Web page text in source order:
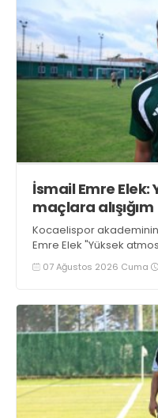
İsmail Emre
maçlara alışığım
Kocaelispor
Emre Elek "Yüksek
07 Ağustos 2026 Cuma